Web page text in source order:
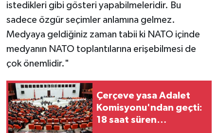
istedikleri gibi gösteri yapabilmeleridir. Bu
sadece özgür seçimler anlamına gelmez.
Medyaya geldiğiniz zaman tabii ki NATO içinde
medyanın NATO toplantılarına erişebilmesi de
çok önemlidir."
Çerçeve yasa Adalet
Komisyonu'ndan geçti:
18 saat süren